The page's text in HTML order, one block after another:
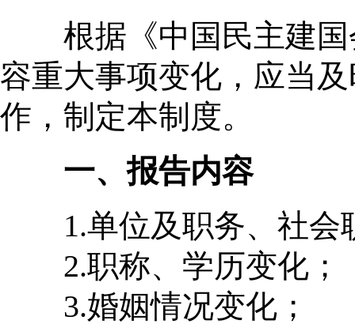
根据《中国民主建国
容重大事项变化，应当
作，制定本制度。
一、报告内容
1.单位及职务、社会
2.职称、学历变化；
3.婚姻情况变化；